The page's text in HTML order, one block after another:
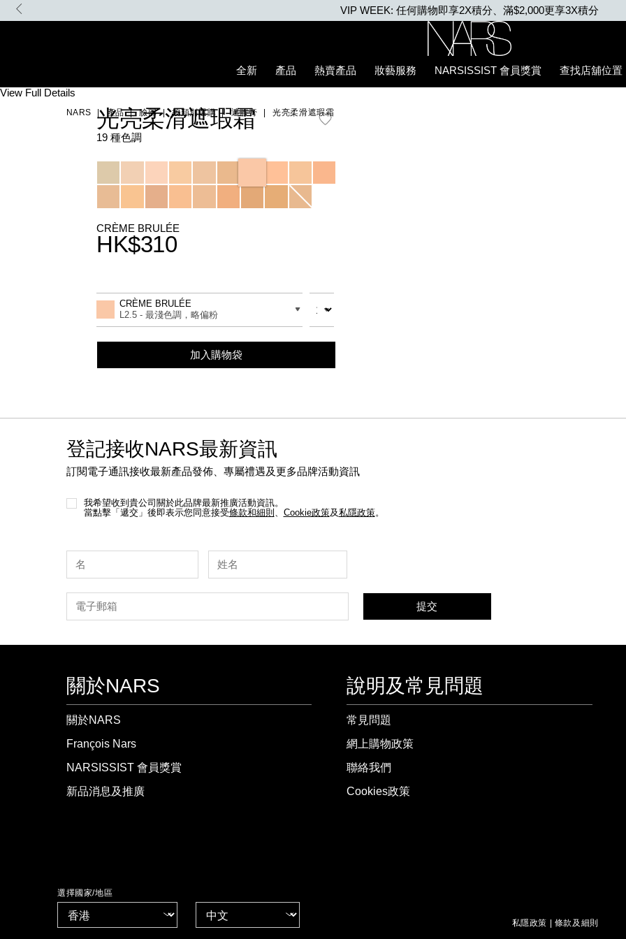
Skip
VIP WEEK: 任何購物即享2X積分、滿$2,000更享3X積分
全新
產品 熱賣產品 妝藝服務 NARSISSIST 會員獎賞 查找店舖位置
NARS 產品 臉部 按類別選購 遮瑕膏 光亮柔滑遮瑕霜
Details
/zh/cr%C3%A8me-
concealer/0607845012665_hk.html
Item
0607845012665_hk
View Full Details
光亮柔滑遮瑕霜
19 種色調
Variations
CRÈME BRULÉE
HK$310
to
options
Actions
差別
CRÈME BRULÉE
L2.5 - 最淺色調，略偏粉
數量
加入購物袋
登記接收NARS最新資訊
訂閱電子通訊接收最新產品發佈、專屬禮遇及更多品牌活動資訊
我希望收到貴公司關於此品牌最新推廣活動資訊。
當點擊「遞交」後即表示您同意接受條款和細則 Cookie政策及私隱政策。
提交
關於NARS
關於NARS
François Nars
NARSISSIST 會員獎賞
新品消息及推廣
說明及常見問題
常見問題
網上購物政策
聯絡我們
Cookies政策
選擇國家/地區
私隱政策 | 條款及細則